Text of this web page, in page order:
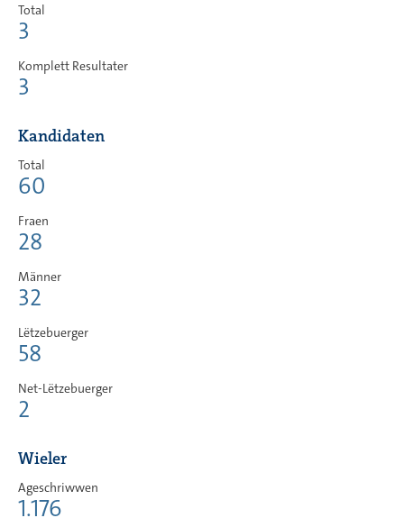
Total
3
Komplett Resultater
3
Kandidaten
Total
60
Fraen
28
Männer
32
Lëtzebuerger
58
Net-Lëtzebuerger
2
Wieler
Ageschriwwen
1.176